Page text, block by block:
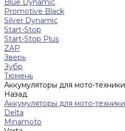
Blue Dynamic
Promotive Black
Silver Dynamic
Start-Stop
Start-Stop Plus
ZAP
Зверь
Зубр
Тюмень
Аккумуляторы для мото-техники
Назад
Аккумуляторы для мото-техники
Delta
Minamoto